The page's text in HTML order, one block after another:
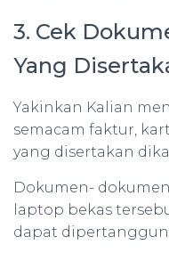
3. Cek
Yang
Yakinkan Kalian
semacam faktur,
yang disertakan
Dokumen-
laptop bekas
dapat